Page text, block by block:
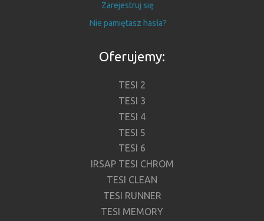
Zarejestruj się
Nie pamiętasz hasła?
Oferujemy:
TESI 2
TESI 3
TESI 4
TESI 5
TESI 6
IRSAP TESI CHROM
TESI CLEAN
TESI RUNNER
TESI MEMORY